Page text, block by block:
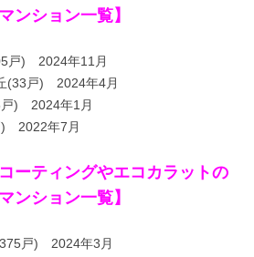
ンション一覧】
戸) 2024年11月
(33戸) 2024年4月
戸) 2024年1月
) 2022年7月
ーティングやエコカラットの
ンション一覧】
戸) 2024年3月